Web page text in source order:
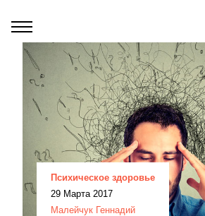
Психическое здоровье
29 Марта 2017
Малейчук Геннадий